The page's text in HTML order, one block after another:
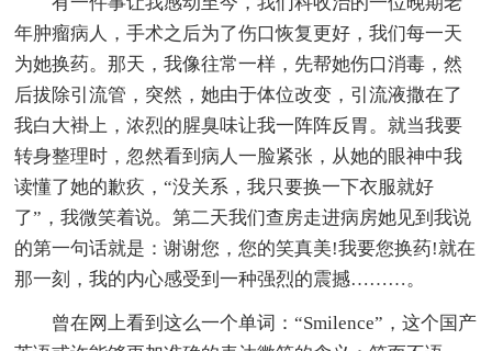
年肿瘤病人，手术之后为了伤口恢复更好，我们每一天
为她换药。那天，我像往常一样，先帮她伤口消毒，然
后拔除引流管，突然，她由于体位改变，引流液撒在了
我白大褂上，浓烈的腥臭味让我一阵阵反胃。就当我要
转身整理时，忽然看到病人一脸紧张，从她的眼神中我
读懂了她的歉疚，“没关系，我只要换一下衣服就好
了”，我微笑着说。第二天我们查房走进病房她见到我说
的第一句话就是：谢谢您，您的笑真美!我要您换药!就在
那一刻，我的内心感受到一种强烈的震撼………。
曾在网上看到这么一个单词：“Smilence”，这个国产